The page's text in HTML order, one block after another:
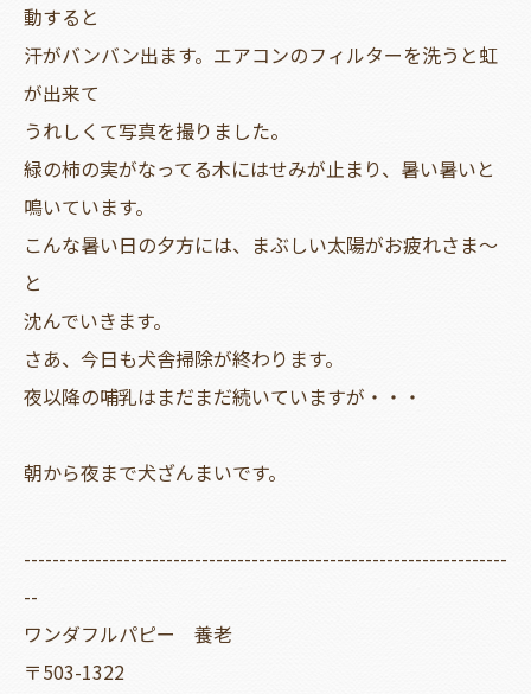
動すると
汗がバンバン出ます。エアコンのフィルターを洗うと虹
が出来て
うれしくて写真を撮りました。
緑の柿の実がなってる木にはせみが止まり、暑い暑いと
鳴いています。
こんな暑い日の夕方には、まぶしい太陽がお疲れさま～
と
沈んでいきます。
さあ、今日も犬舎掃除が終わります。
夜以降の哺乳はまだまだ続いていますが・・・
朝から夜まで犬ざんまいです。
--------------------------------------------------------------------
--
ワンダフルパピー 養老
〒503-1322